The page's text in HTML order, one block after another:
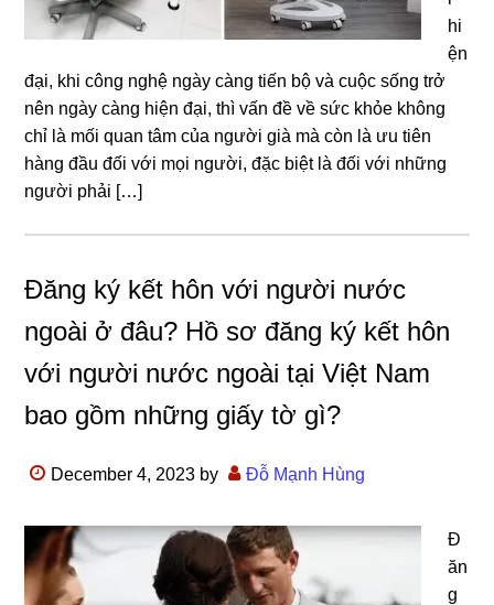
hi
ện
đại, khi công nghệ ngày càng tiến bộ và cuộc sống trở
nên ngày càng hiện đại, thì vấn đề về sức khỏe không
chỉ là mối quan tâm của người già mà còn là ưu tiên
hàng đầu đối với mọi người, đặc biệt là đối với những
người phải […]
Đăng ký kết hôn với người nước
ngoài ở đâu? Hồ sơ đăng ký kết hôn
với người nước ngoài tại Việt Nam
bao gồm những giấy tờ gì?
December 4, 2023 by Đỗ Mạnh Hùng
Đ
ăn
g